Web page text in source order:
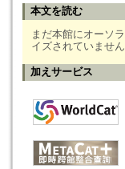
本文を読む
まだ本館にオーソラ
イズされていません
加えサービス